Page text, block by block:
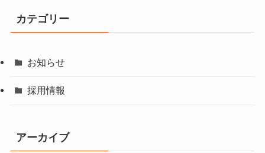
カテゴリー
お知らせ
採用情報
アーカイブ